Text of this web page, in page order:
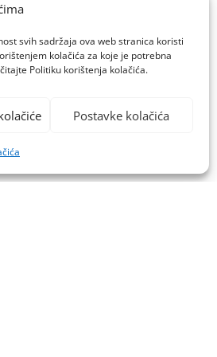
svih sadržaja ova web stranica koristi
kolačića za koje je potrebna
Politiku korištenja kolačića.
Postavke kolačića